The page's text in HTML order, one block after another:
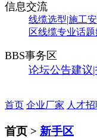
信息交流
线缆选型|施工
区线缆专业话题
BBS事务区
论坛公告建议
首页 企业厂家 人才
首页 > 新手区